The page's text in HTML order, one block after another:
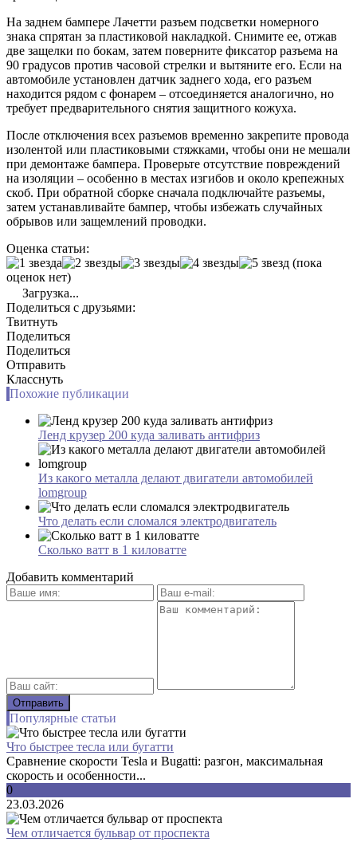
На заднем бампере Лачетти разъем подсветки номерного
знака спрятан за пластиковой накладкой. Снимите ее, отжав
две защелки по бокам, затем поверните фиксатор разъема на
90 градусов против часовой стрелки и вытяните его. Если на
автомобиле установлен датчик заднего хода, его разъем
находится рядом с фонарем – отсоединяется аналогично, но
требует предварительного снятия защитного кожуха.
После отключения всех разъемов временно закрепите провода
изолентой или пластиковыми стяжками, чтобы они не мешали
при демонтаже бампера. Проверьте отсутствие повреждений
на изоляции – особенно в местах изгибов и около крепежных
скоб. При обратной сборке сначала подключайте разъемы,
затем устанавливайте бампер, чтобы избежать случайных
обрывов или защемлений проводки.
Оценка статьи:
(пока
оценок нет)
Загрузка...
Поделиться с друзьями:
Твитнуть
Поделиться
Поделиться
Отправить
Класснуть
Похожие публикации
Ленд крузер 200 куда заливать антифриз
Из какого металла делают двигатели автомобилей
lomgroup
Что делать если сломался электродвигатель
Сколько ватт в 1 киловатте
Добавить комментарий
Популярные статьи
Что быстрее тесла или бугатти
Сравнение скорости Tesla и Bugatti: разгон, максимальная
скорость и особенности...
0
23.03.2026
Чем отличается бульвар от проспекта